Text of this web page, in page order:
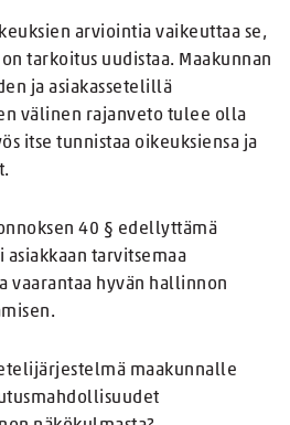
arviointia vaikeuttaa se,
tarkoitus uudistaa. Maakunnan
ja asiakassetelillä
välinen rajanveto tulee olla
itse tunnistaa oikeuksiensa ja
40 § edellyttämä
tarvitsemaa
vaarantaa hyvän hallinnon
maakunnalle